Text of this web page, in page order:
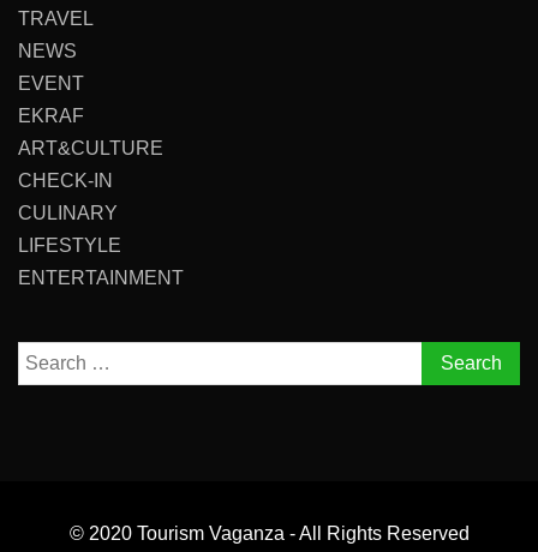
TRAVEL
NEWS
EVENT
EKRAF
ART&CULTURE
CHECK-IN
CULINARY
LIFESTYLE
ENTERTAINMENT
Search
for:
© 2020 Tourism Vaganza - All Rights Reserved